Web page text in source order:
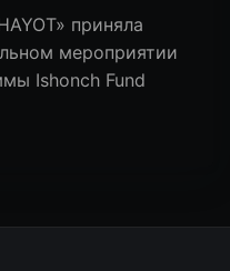
приняла
мероприятии
Ishonch Fund